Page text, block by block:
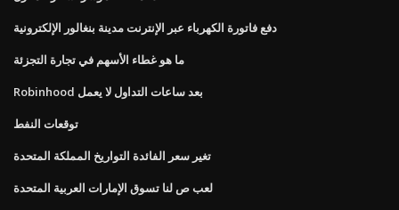
دفع فاتورة الكهرباء عبر الإنترنت مدينة بنغالور الإلكترونية
ما هو غطاء الأسهم في تجارة التجزئة
Robinhood بعد ساعات التداول لا يعمل
توقعات النفط
تغير سعر الفائدة التواريخ المملكة المتحدة
لعب ص لنا تسوق الإمارات العربية المتحدة